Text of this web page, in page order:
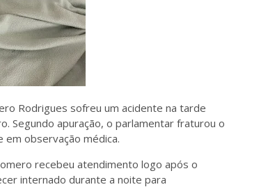
Rodrigues sofreu um acidente na tarde
Segundo apuração, o parlamentar fraturou o
em observação médica.
recebeu atendimento logo após o
internado durante a noite para